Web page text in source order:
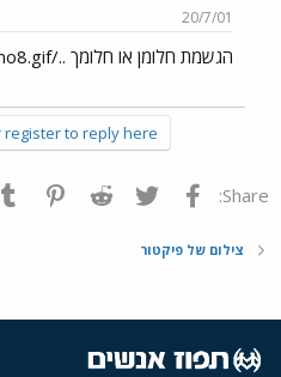
20/7/01
הגשמת חלומן או חלומך ../images/Emo8.gif
to reply here.
Share: פייסבוק Twitter
Reddit
צילום של פיקטור